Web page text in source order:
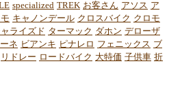
specialized TREK お客さん アソス ア
キャノンデール クロスバイク クロモ
ライズド ターマック ダホン デローザ
ネ ビアンキ ピナレロ フェニックス ブ
リドレー ロードバイク 大特価 子供車 折